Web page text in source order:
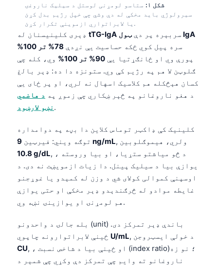
شکل ۱:
ستاسو لومړنی لوستل د سیلیک ناروغۍ
سیرولوژي باید مخکې له دې وشي چې خپل رژیم بدل کړئ
یا لابراتواري ازموینې تکرار کړئ.
tTG-IgA سربېره پر دې ټول IgA
سره پیل کوي ځکه حساسیت یې نږدې 78% تر 100%
پورې وي او ځانګړتیا یې 90% تر 100%
وي، کله چې
ګلوټن لا هم په رژیم کې وي. ستونزه دا ده: ډېر بالغ
کسان هېڅکله هم کلاسیک اسهال نه لري، او پر ځای یې
د هغو ناروغانو په څېر ښکاري چې زموږ په د هاضمي
نښو لارښود .
کلینیک کې ډاکټر توماس کلاین دا بڼه په دوامداره
توګه ویني: فیرټین 9 ng/mL , ولري، هیموګلوبین
10.8 g/dL, ، د څو میاشتو ستړیا، او بیا وروسته
یوازې بیا د سیلیک پینل. دا زیات ازمویښت نه دی. د
اوسپنې کموالی کولای شي د وزن له کمېدو یا غوړجنو
غایطه موادو له څرګندېدو ډېر مخکې او حتی یوازې
هم لومړنۍ او یوازینۍ نښه وي.
بله جالۍ د واحدونو (unit) باندې ډېر تمرکز دی.
U/mL , د خولې ایسټروجن
CU, ، او ځینې بیا د شاخص نسبت (index ratio)؛ نو زه
ناروغانو ته وایم چې تمرکز دې وکړي چې شمېر د